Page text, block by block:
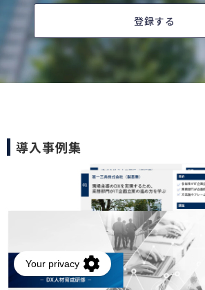
登録する
導入事例集